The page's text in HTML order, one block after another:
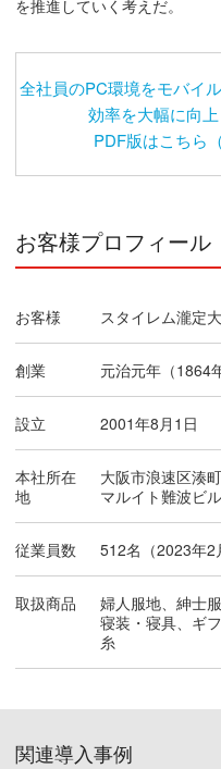
を推進していく考えだ。
全社員のPC環境をモバイ
効率を大幅に向
PDF版はこちら
お客様プロフィール
お客様 スタイレム瀧定
創業 元治元年（1864
設立 2001年8月1日
本社所在
地
大阪市浪速区湊
マルイト難波ビ
従業員数 512名（2023年2
取扱商品
婦人服地、紳士
寝装・寝具、ギ
糸
関連導入事例